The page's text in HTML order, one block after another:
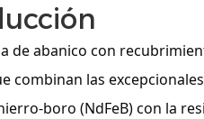
de abanico con
combinan las
boro (NdFeB) con la